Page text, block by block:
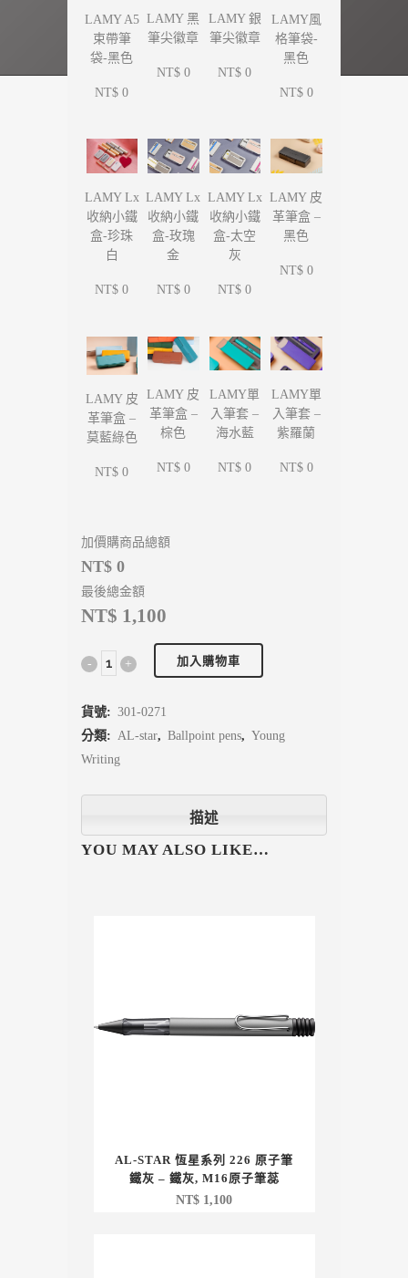
LAMY A5
束帶筆
袋-黑色
NT$ 0
LAMY 黑
筆尖徽章
NT$ 0
LAMY 銀
筆尖徽章
NT$ 0
LAMY風
格筆袋-
黑色
NT$ 0
LAMY Lx
收納小鐵
盒-珍珠
白
NT$ 0
LAMY Lx
收納小鐵
盒-玫瑰
金
NT$ 0
LAMY Lx
收納小鐵
盒-太空
灰
NT$ 0
LAMY 皮
革筆盒 –
黑色
NT$ 0
LAMY 皮
革筆盒 –
莫藍綠色
NT$ 0
LAMY 皮
革筆盒 –
棕色
NT$ 0
LAMY單
入筆套 –
海水藍
NT$ 0
LAMY單
入筆套 –
紫羅蘭
NT$ 0
加價購商品總額
NT$ 0
最後總金額
NT$ 1,100
加入購物車
貨號: 301-0271
分類: AL-star, Ballpoint pens, Young
Writing
描述
YOU MAY ALSO LIKE…
AL-STAR 恆星系列 226 原子筆
鐵灰 – 鐵灰, M16原子筆蕊
NT$ 1,100